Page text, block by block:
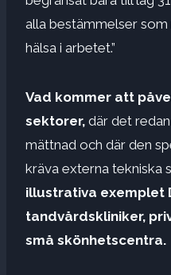
alla bestämmelser
hälsa i arbetet.”
Vad kommer att
sektorer, där det
mättnad och där den
kräva externa tekniska
illustrativa exemplet
tandvårdskliniker,
små skönhetscentra.